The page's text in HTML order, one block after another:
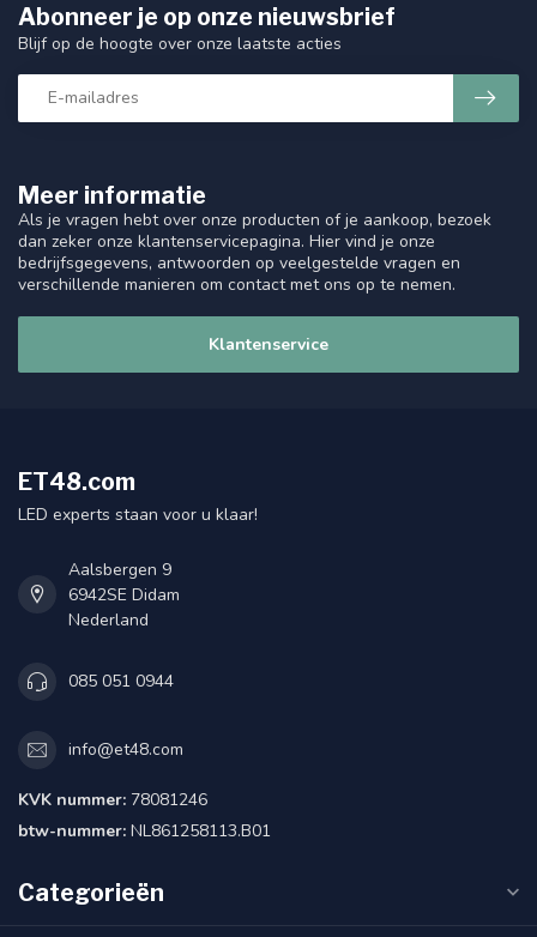
Meer informatie
Als je vragen hebt over onze producten of je aankoop, bezoek
dan zeker onze klantenservicepagina. Hier vind je onze
bedrijfsgegevens, antwoorden op veelgestelde vragen en
verschillende manieren om contact met ons op te nemen.
Klantenservice
Abonneer je op onze nieuwsbrief
Blijf op de hoogte over onze laatste acties
ET48.com
LED experts staan voor u klaar!
Aalsbergen 9
6942SE Didam
Nederland
085 051 0944
info@et48.com
KVK nummer: 78081246
btw-nummer: NL861258113.B01
Categorieën